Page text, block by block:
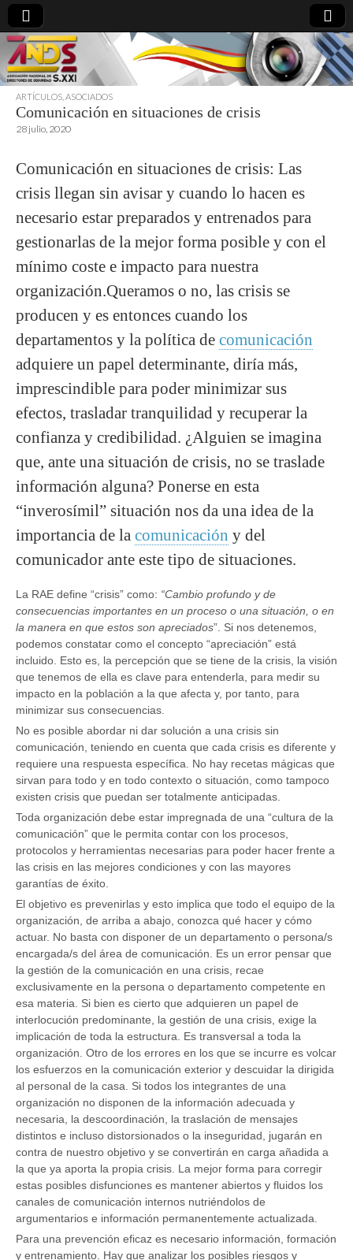
directoresdeseguridad.es
ARTÍCULOS ASOCIADOS
Comunicación en situaciones de crisis
28 julio, 2020
Comunicación en situaciones de crisis: Las
crisis llegan sin avisar y cuando lo hacen es
necesario estar preparados y entrenados para
gestionarlas de la mejor forma posible y con el
mínimo coste e impacto para nuestra
organización.Queramos o no, las crisis se
producen y es entonces cuando los
departamentos y la política de comunicación
adquiere un papel determinante, diría más,
imprescindible para poder minimizar sus
efectos, trasladar tranquilidad y recuperar la
confianza y credibilidad. ¿Alguien se imagina
que, ante una situación de crisis, no se traslade
información alguna? Ponerse en esta
“inverosímil” situación nos da una idea de la
importancia de la comunicación y del
comunicador ante este tipo de situaciones.
La RAE define “crisis” como: “Cambio profundo y de
consecuencias importantes en un proceso o una situación, o en
la manera en que estos son apreciados”. Si nos detenemos,
podemos constatar como el concepto “apreciación” está
incluido. Esto es, la percepción que se tiene de la crisis, la visión
que tenemos de ella es clave para entenderla, para medir su
impacto en la población a la que afecta y, por tanto, para
minimizar sus consecuencias.
No es posible abordar ni dar solución a una crisis sin
comunicación, teniendo en cuenta que cada crisis es diferente y
requiere una respuesta específica. No hay recetas mágicas que
sirvan para todo y en todo contexto o situación, como tampoco
existen crisis que puedan ser totalmente anticipadas.
Toda organización debe estar impregnada de una “cultura de la
comunicación” que le permita contar con los procesos,
protocolos y herramientas necesarias para poder hacer frente a
las crisis en las mejores condiciones y con las mayores
garantías de éxito.
El objetivo es prevenirlas y esto implica que todo el equipo de la
organización, de arriba a abajo, conozca qué hacer y cómo
actuar. No basta con disponer de un departamento o persona/s
encargada/s del área de comunicación. Es un error pensar que
la gestión de la comunicación en una crisis, recae
exclusivamente en la persona o departamento competente en
esa materia. Si bien es cierto que adquieren un papel de
interlocución predominante, la gestión de una crisis, exige la
implicación de toda la estructura. Es transversal a toda la
organización. Otro de los errores en los que se incurre es volcar
los esfuerzos en la comunicación exterior y descuidar la dirigida
al personal de la casa. Si todos los integrantes de una
organización no disponen de la información adecuada y
necesaria, la descoordinación, la traslación de mensajes
distintos e incluso distorsionados o la inseguridad, jugarán en
contra de nuestro objetivo y se convertirán en carga añadida a
la que ya aporta la propia crisis. La mejor forma para corregir
estas posibles disfunciones es mantener abiertos y fluidos los
canales de comunicación internos nutriéndolos de
argumentarios e información permanentemente actualizada.
Para una prevención eficaz es necesario información, formación
y entrenamiento. Hay que analizar los posibles riesgos y